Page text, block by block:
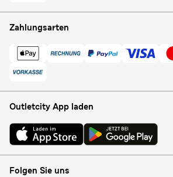
Zahlungsarten
Outletcity App laden
Folgen Sie uns